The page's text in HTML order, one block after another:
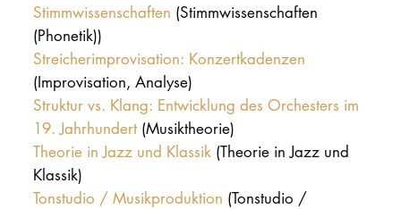
Stimmwissenschaften (Stimmwissenschaften
(Phonetik))
Streicherimprovisation: Konzertkadenzen
(Improvisation, Analyse)
Struktur vs. Klang: Entwicklung des Orchesters im
19. Jahrhundert (Musiktheorie)
Theorie in Jazz und Klassik (Theorie in Jazz und
Klassik)
Tonstudio / Musikproduktion (Tonstudio /